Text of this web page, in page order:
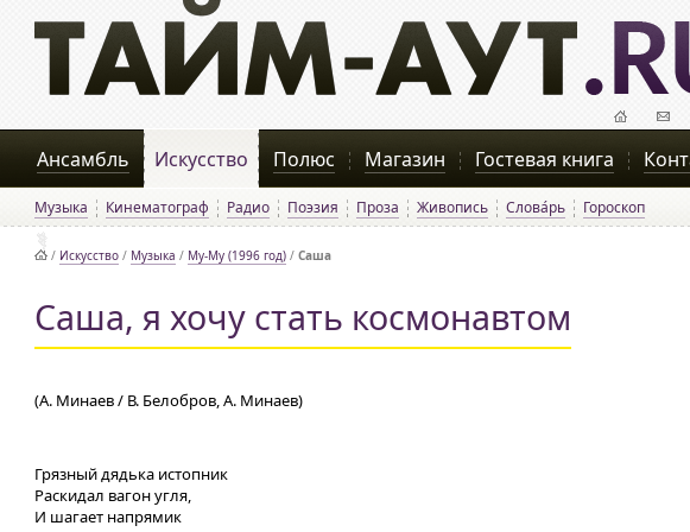
Ансамбль Искусство Полюс Магазин Гостевая книга
Музыка Кинематограф Радио Поэзия Проза Живопись Слова́рь Гороскоп
/ Искусство / Музыка / Му-Му (1996 год) / Саша
Саша, я хочу стать космонавтом
(А. Минаев / В. Белобров, А. Минаев)
Грязный дядька истопник
Раскидал вагон угля,
И шагает напрямик